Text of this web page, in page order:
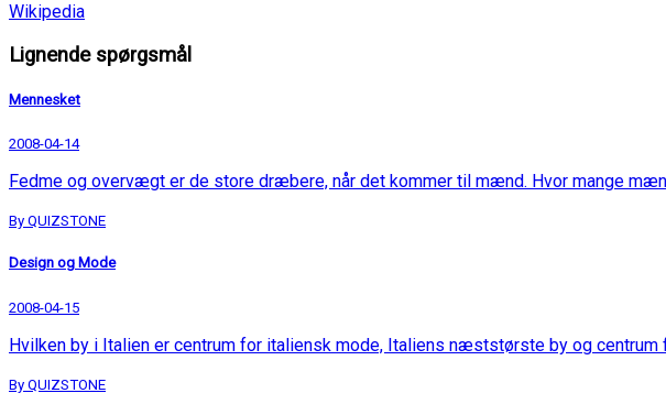
Wikipedia
Lignende spørgsmål
Mennesket
2008-04-14
Fedme og overvægt er de store dræbere, når det kommer til mænd. Hvor mange
By QUIZSTONE
Design og Mode
2008-04-15
Hvilken by i Italien er centrum for italiensk mode, Italiens næststørste by og
By QUIZSTONE